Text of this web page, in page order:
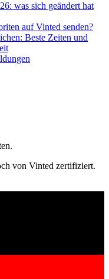
was sich geändert hat
auf Vinted senden?
Beste Zeiten und
von Vinted zertifiziert.